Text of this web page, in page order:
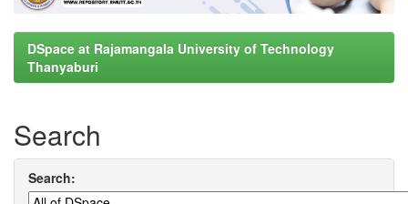
DSpace at Rajamangala University of Technology
Thanyaburi
Search
Search: